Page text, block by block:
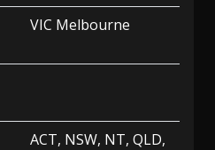
VIC Melbourne
ACT, NSW, NT, QLD,